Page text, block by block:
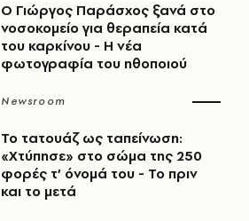
O Γιώργος Παράσχος ξανά στο
νοσοκομείο για θεραπεία κατά
του καρκίνου - Η νέα
φωτογραφία του ηθοποιού
Newsroom
Το τατουάζ ως ταπείνωση:
«Χτύπησε» στο σώμα της 250
φορές τ’ όνομά του - Το πριν
και το μετά